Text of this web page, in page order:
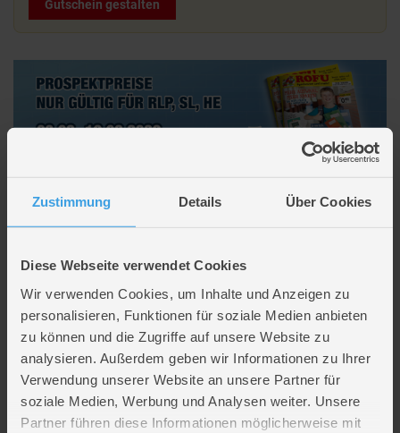
Zustimmung Details Über Cookies
Diese Webseite verwendet Cookies
Wir verwenden Cookies, um Inhalte und Anzeigen zu
personalisieren, Funktionen für soziale Medien anbieten
zu können und die Zugriffe auf unsere Website zu
analysieren. Außerdem geben wir Informationen zu Ihrer
Verwendung unserer Website an unsere Partner für
soziale Medien, Werbung und Analysen weiter. Unsere
Partner führen diese Informationen möglicherweise mit
Gutschein gestalten
Artikelmerkmale
hellblau,rosa